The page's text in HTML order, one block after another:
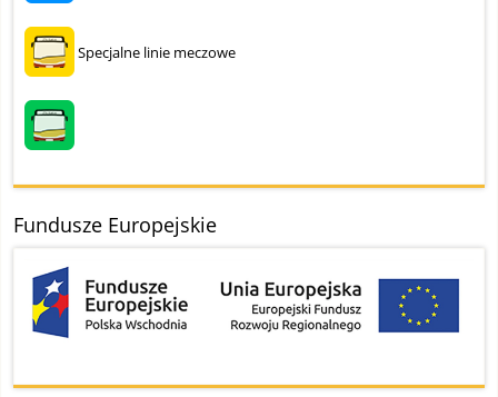
Specjalne linie meczowe
Fundusze Europejskie